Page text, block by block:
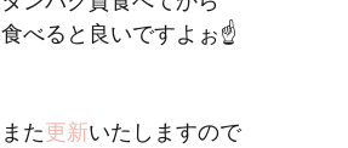
食べると良いですよぉ☝️
また更新いたしますので